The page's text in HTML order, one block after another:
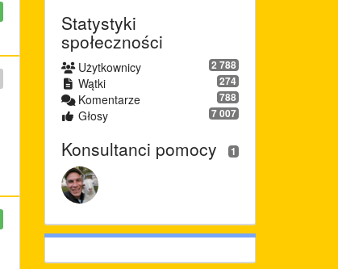
Statystyki
społeczności
2 788
Użytkownicy
274
Wątki
788
Komentarze
7 007
Głosy
1
Konsultanci pomocy